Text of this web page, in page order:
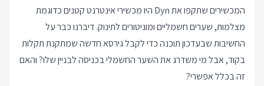
המכשירים שתקפו את Dyn היו מכשירי אינטרנט קטנים כדוגמת
מצלמות, שערים חשמליים ומוניטורים לתינוק. דיברנו כבר על
החשיבות שבעדכון תוכנה כדי לקבל גירסא חדשה שמתקנת תקלות
בקוד, אבל מי משדרג את השער החשמלי בכניסה לבניין שלו? והאם
זה בכלל אפשרי?